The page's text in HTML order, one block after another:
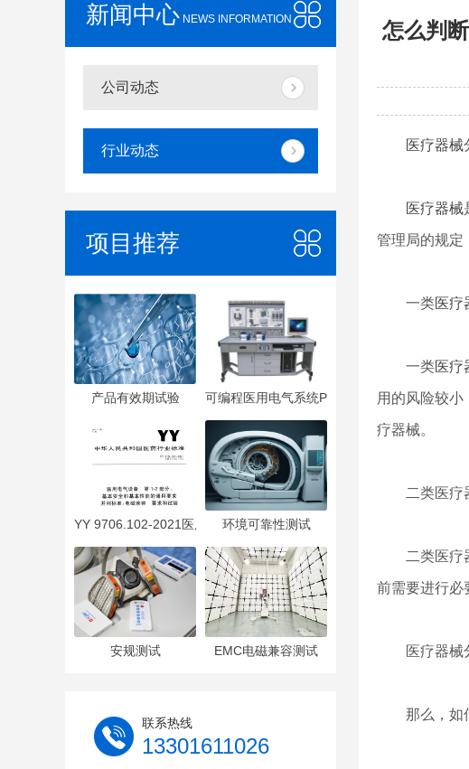
新闻中心 NEWS INFORMATION
公司动态
行业动态
项目推荐
产品有效期试验 可编程医用电气系统PEMS
YY 9706.102-2021医用电气设备 第1-2部分：基本安全和基本性能的通
环境可靠性测试
安规测试 EMC电磁兼容测试
联系热线
13301611026
怎么判
医疗器械
医疗器械
管理局的规定
一类医疗
一类医疗
用的风险较
疗器械。
二类医疗
二类医疗器
前需要进行必
医疗器械
那么，如何